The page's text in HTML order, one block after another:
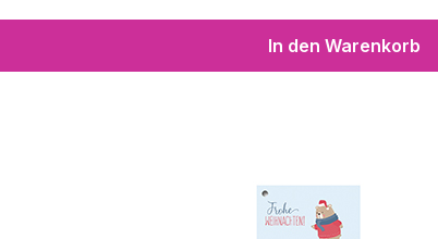
In den Warenkorb